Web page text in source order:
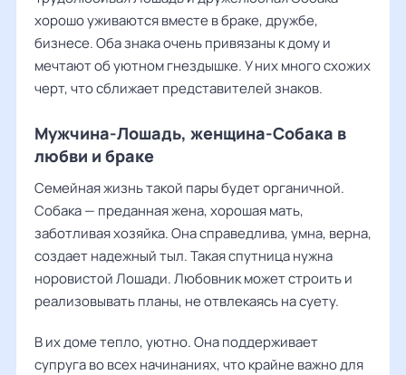
хорошо уживаются вместе в браке, дружбе,
бизнесе. Оба знака очень привязаны к дому и
мечтают об уютном гнездышке. У них много схожих
черт, что сближает представителей знаков.
Мужчина-Лошадь, женщина-Собака в
любви и браке
Семейная жизнь такой пары будет органичной.
Собака — преданная жена, хорошая мать,
заботливая хозяйка. Она справедлива, умна, верна,
создает надежный тыл. Такая спутница нужна
норовистой Лошади. Любовник может строить и
реализовывать планы, не отвлекаясь на суету.
В их доме тепло, уютно. Она поддерживает
супруга во всех начинаниях, что крайне важно для